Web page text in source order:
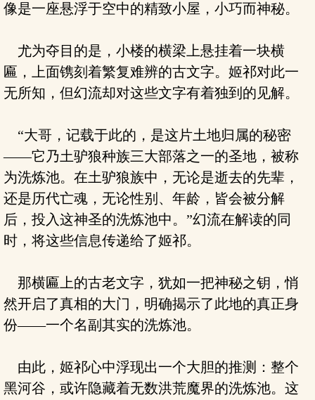
像是一座悬浮于空中的精致小屋，小巧而神秘。
尤为夺目的是，小楼的横梁上悬挂着一块横
匾，上面镌刻着繁复难辨的古文字。姬祁对此一
无所知，但幻流却对这些文字有着独到的见解。
“大哥，记载于此的，是这片土地归属的秘密
——它乃土驴狼种族三大部落之一的圣地，被称
为洗炼池。在土驴狼族中，无论是逝去的先辈，
还是历代亡魂，无论性别、年龄，皆会被分解
后，投入这神圣的洗炼池中。”幻流在解读的同
时，将这些信息传递给了姬祁。
那横匾上的古老文字，犹如一把神秘之钥，悄
然开启了真相的大门，明确揭示了此地的真正身
份——一个名副其实的洗炼池。
由此，姬祁心中浮现出一个大胆的推测：整个
黑河谷，或许隐藏着无数洪荒魔界的洗炼池。这